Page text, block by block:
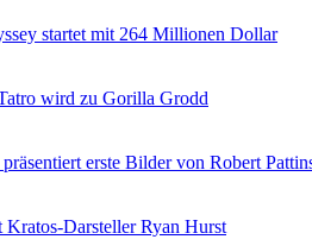
startet mit 264 Millionen Dollar
wird zu Gorilla Grodd
erste Bilder von Robert
Darsteller Ryan Hurst